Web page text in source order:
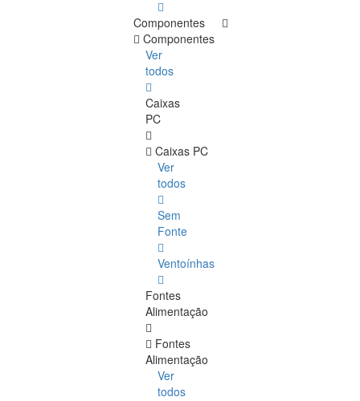
Componentes
Componentes
Ver
todos
Caixas
PC
Caixas PC
Ver
todos
Sem
Fonte
Ventoínhas
Fontes
Alimentação
Fontes
Alimentação
Ver
todos